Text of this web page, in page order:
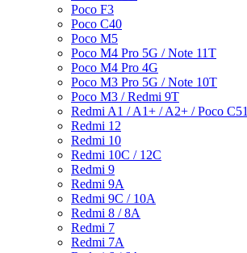
Poco F3
Poco C40
Poco M5
Poco M4 Pro 5G / Note 11T
Poco M4 Pro 4G
Poco M3 Pro 5G / Note 10T
Poco M3 / Redmi 9T
Redmi A1 / A1+ / A2+ / Poco C51
Redmi 12
Redmi 10
Redmi 10C / 12C
Redmi 9
Redmi 9A
Redmi 9C / 10A
Redmi 8 / 8A
Redmi 7
Redmi 7A